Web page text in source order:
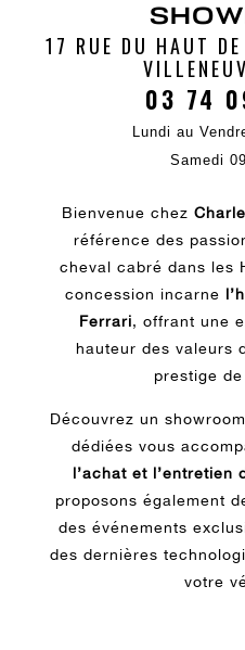
17 RUE DU HAUT
03 74
Lundi au
Samedi
Bienvenue chez
référence des
cheval cabré dans les
concession incarne
Ferrari, offrant une
hauteur des valeurs
prestige
Découvrez un
dédiées vous
l’achat et l’entretien
proposons également
des événements
des dernières
votre